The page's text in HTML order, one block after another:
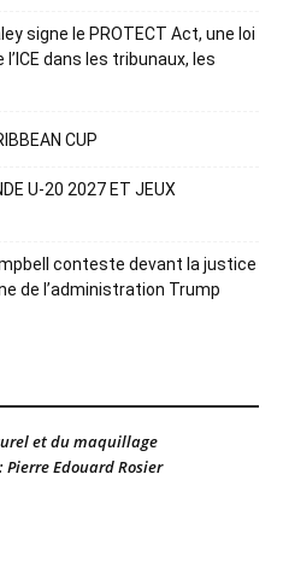
signe le PROTECT Act, une loi
dans les tribunaux, les
CUP
U-20 2027 ET JEUX
conteste devant la justice
de l’administration Trump
et du maquillage
Edouard Rosier